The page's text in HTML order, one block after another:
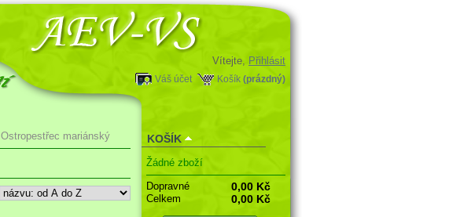
Vítejte, Přihlásit
Košík (prázdný)
Váš účet
Ostropestřec mariánský KOŠÍK
Žádné zboží
Dopravné
0,00 Kč
Celkem 0,00 Kč